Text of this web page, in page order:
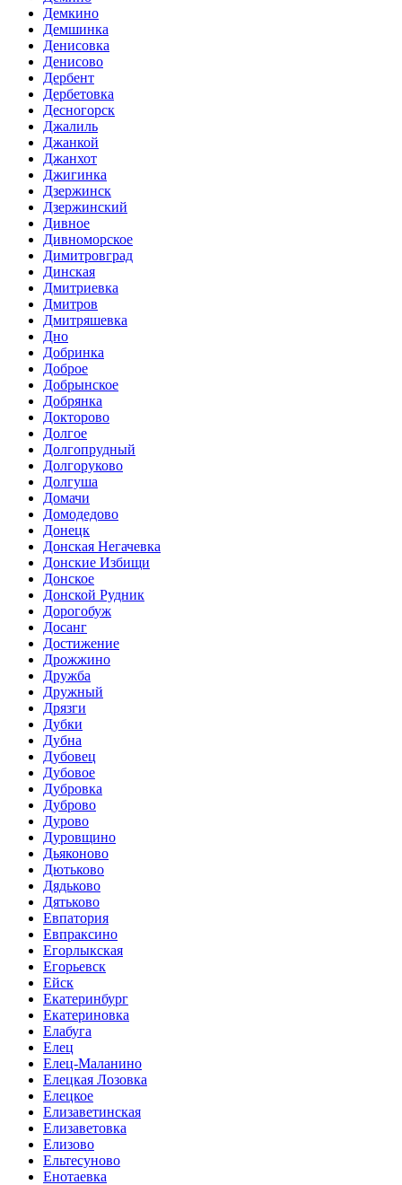
Демкино
Демшинка
Денисовка
Денисово
Дербент
Дербетовка
Десногорск
Джалиль
Джанкой
Джанхот
Джигинка
Дзержинск
Дзержинский
Дивное
Дивноморское
Димитровград
Динская
Дмитриевка
Дмитров
Дмитряшевка
Дно
Добринка
Доброе
Добрынское
Добрянка
Докторово
Долгое
Долгопрудный
Долгоруково
Долгуша
Домачи
Домодедово
Донецк
Донская Негачевка
Донские Избищи
Донское
Донской Рудник
Дорогобуж
Досанг
Достижение
Дрожжино
Дружба
Дружный
Дрязги
Дубки
Дубна
Дубовец
Дубовое
Дубровка
Дуброво
Дурово
Дуровщино
Дьяконово
Дютьково
Дядьково
Дятьково
Евпатория
Евпраксино
Егорлыкская
Егорьевск
Ейск
Екатеринбург
Екатериновка
Елабуга
Елец
Елец-Маланино
Елецкая Лозовка
Елецкое
Елизаветинская
Елизаветовка
Елизово
Ельтесуново
Енотаевка